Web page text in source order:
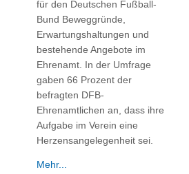
für den Deutschen Fußball-
Bund Beweggründe,
Erwartungshaltungen und
bestehende Angebote im
Ehrenamt. In der Umfrage
gaben 66 Prozent der
befragten DFB-
Ehrenamtlichen an, dass ihre
Aufgabe im Verein eine
Herzensangelegenheit sei.
Mehr...